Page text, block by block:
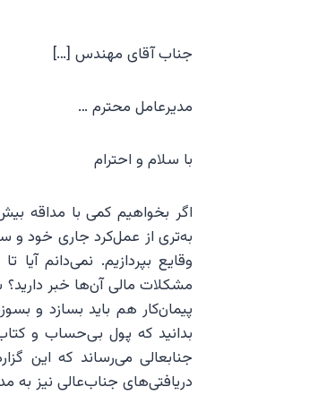
جناب آقای مهندس […]
مدیرعامل محترم …
با سلام و احترام
اگر بخواهیم کمی با مداقه
به‌تری از عمل‌کرد جاری خود و
وقایع بپردازیم. نمی‌دانم آیا
مشکلات مالی آن‌ها خبر
پیمان‌کار هم باید بسازد و
بدانید که پول بی‌حساب و
جنابعالی می‌رساند که این
دریافتی‌های جناب‌عالی نیز